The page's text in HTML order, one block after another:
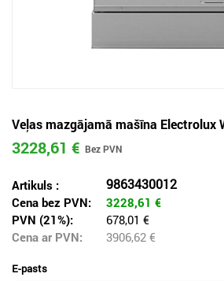
Veļas mazgājamā mašīna Electrolux
3228,61 €
Artikuls : 9863430012
Cena bez PVN: 3228,61 €
PVN (21%):
678,01 €
Cena ar PVN:
3906,62 €
E-pasts